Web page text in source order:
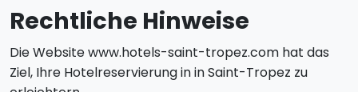
Rechtliche Hinweise
Die Website www.hotels-saint-tropez.com hat das
Ziel, Ihre Hotelreservierung in in Saint-Tropez zu